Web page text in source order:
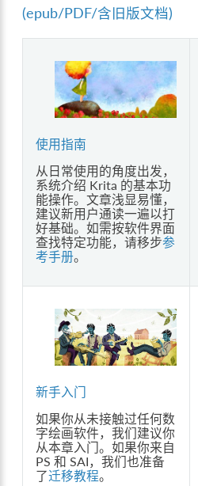
(epub/PDF/含旧版文档)
使用指南
从日常使用的角度出发，
系统介绍 Krita 的基本功
能操作。文章浅显易懂，
建议新用户通读一遍以打
好基础。如需按软件界面
查找特定功能，请移步参
考手册。
新手入门
如果你从未接触过任何数
字绘画软件，我们建议你
从本章入门。如果你来自
PS 和 SAI，我们也准备
了迁移教程。